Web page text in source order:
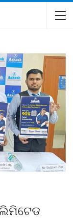
ଲିମିଟେଡ